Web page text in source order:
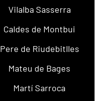
Vilalba Sasserra
Caldes de Montbui
Pere de Riudebitlles
Mateu de Bages
Martí Sarroca